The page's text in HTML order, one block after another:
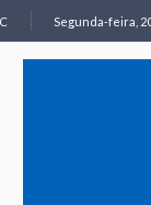
Segunda-feira,